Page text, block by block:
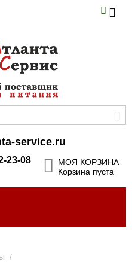
service.ru
23-08
МОЯ КОРЗИНА
Корзина пуста
/